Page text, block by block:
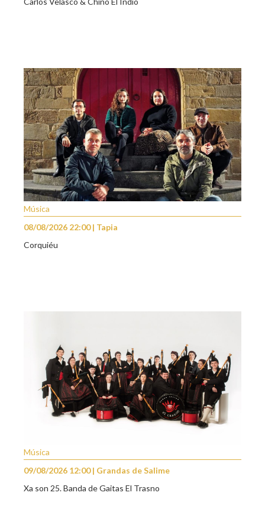
Música
08/08/2026 22:00 | Tapia
Corquiéu
Música
09/08/2026 12:00 | Grandas de Salime
Xa son 25. Banda de Gaitas El Trasno